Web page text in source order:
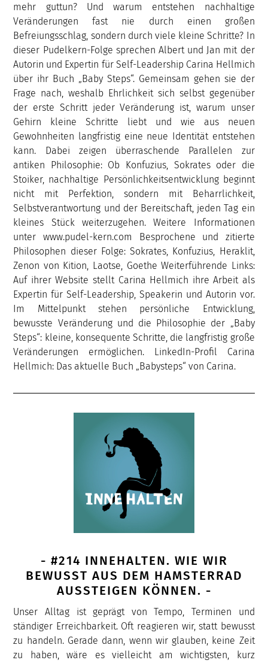
mehr guttun? Und warum entstehen nachhaltige
Veränderungen fast nie durch einen großen
Befreiungsschlag, sondern durch viele kleine Schritte? In
dieser Pudelkern-Folge sprechen Albert und Jan mit der
Autorin und Expertin für Self-Leadership Carina Hellmich
über ihr Buch „Baby Steps“. Gemeinsam gehen sie der
Frage nach, weshalb Ehrlichkeit sich selbst gegenüber
der erste Schritt jeder Veränderung ist, warum unser
Gehirn kleine Schritte liebt und wie aus neuen
Gewohnheiten langfristig eine neue Identität entstehen
kann. Dabei zeigen überraschende Parallelen zur
antiken Philosophie: Ob Konfuzius, Sokrates oder die
Stoiker, nachhaltige Persönlichkeitsentwicklung beginnt
nicht mit Perfektion, sondern mit Beharrlichkeit,
Selbstverantwortung und der Bereitschaft, jeden Tag ein
kleines Stück weiterzugehen. Weitere Informationen
unter www.pudel-kern.com Besprochene und zitierte
Philosophen dieser Folge: Sokrates, Konfuzius, Heraklit,
Zenon von Kition, Laotse, Goethe Weiterführende Links:
Auf ihrer Website stellt Carina Hellmich ihre Arbeit als
Expertin für Self-Leadership, Speakerin und Autorin vor.
Im Mittelpunkt stehen persönliche Entwicklung,
bewusste Veränderung und die Philosophie der „Baby
Steps“: kleine, konsequente Schritte, die langfristig große
Veränderungen ermöglichen. LinkedIn-Profil Carina
Hellmich: Das aktuelle Buch „Babysteps“ von Carina.
- #214 INNEHALTEN. WIE WIR
BEWUSST AUS DEM HAMSTERRAD
AUSSTEIGEN KÖNNEN. -
Unser Alltag ist geprägt von Tempo, Terminen und
ständiger Erreichbarkeit. Oft reagieren wir, statt bewusst
zu handeln. Gerade dann, wenn wir glauben, keine Zeit
zu haben, wäre es vielleicht am wichtigsten, kurz